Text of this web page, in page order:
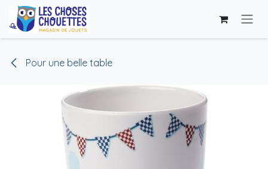
Se rendre au contenu
Pour une belle table